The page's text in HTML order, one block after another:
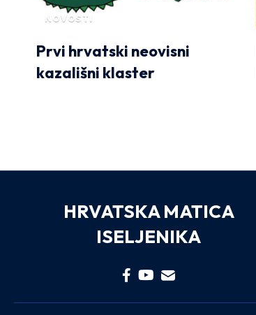
NOVOSTI
Prvi hrvatski neovisni
kazališni klaster
HRVATSKA MATICA
ISELJENIKA